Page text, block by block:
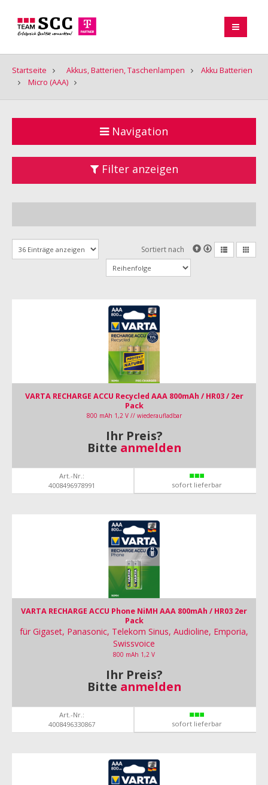
Startseite Akkus, Batterien, Taschenlampen
Akku Batterien
Micro (AAA)
Navigation
Filter anzeigen
Sortiert nach
VARTA RECHARGE ACCU Recycled AAA 800mAh / HR03 / 2er
Pack
800 mAh 1,2 V // wiederaufladbar
Ihr Preis?
Bitte anmelden
Art.-Nr.:
4008496978991
sofort lieferbar
VARTA RECHARGE ACCU Phone NiMH AAA 800mAh / HR03 2er
Pack
für Gigaset, Panasonic, Telekom Sinus, Audioline, Emporia,
Swissvoice
800 mAh 1,2 V
Ihr Preis?
Bitte anmelden
Art.-Nr.:
4008496330867
sofort lieferbar